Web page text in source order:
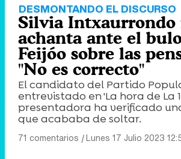
DESMONTANDO EL DISCURSO
Silvia Intxaurrondo
achanta ante el
Feijóo sobre las
"No es correcto"
El candidato del Partido
entrevistado en 'La hora de La
presentadora ha verificado
que acababa de soltar.
71 comentarios |Lunes 17 Julio 2023